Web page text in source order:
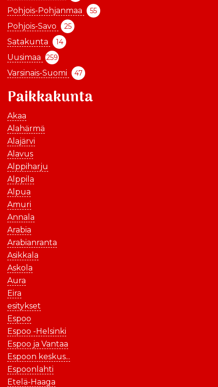
Pohjois-Pohjanmaa 55
Pohjois-Savo 25
Satakunta 14
Uusimaa 259
Varsinais-Suomi 47
Paikkakunta
Akaa
Alahärmä
Alajärvi
Alavus
Alppiharju
Alppila
Alpua
Amuri
Annala
Arabia
Arabianranta
Asikkala
Askola
Aura
Eira
esitykset
Espoo
Espoo -Helsinki
Espoo ja Vantaa
Espoon keskus...
Espoonlahti
Etelä-Haaga